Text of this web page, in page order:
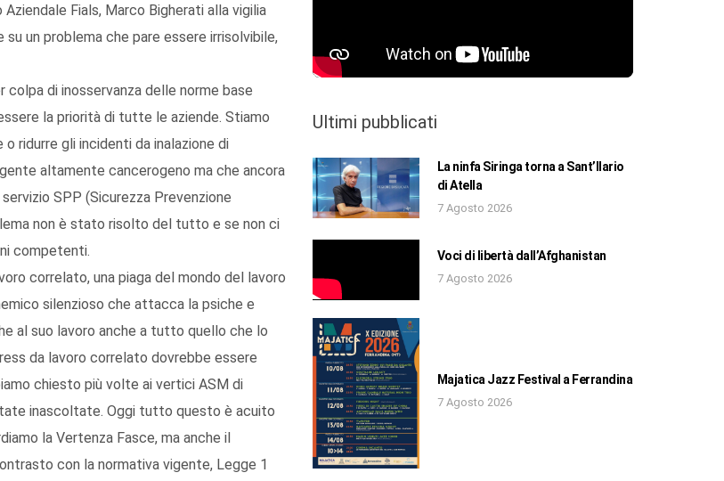
Fials, Marco Bigherati alla vigilia
un problema che pare essere irrisolvibile,
di inosservanza delle norme base
la priorità di tutte le aziende. Stiamo
ridurre gli incidenti da inalazione di
altamente cancerogeno ma che ancora
SPP (Sicurezza Prevenzione
non è stato risolto del tutto e se non ci
competenti.
correlato, una piaga del mondo del lavoro
silenzioso che attacca la psiche e
al suo lavoro anche a tutto quello che lo
da lavoro correlato dovrebbe essere
chiesto più volte ai vertici ASM di
inascoltate. Oggi tutto questo è acuito
la Vertenza Fasce, ma anche il
con la normativa vigente, Legge 1
Ultimi pubblicati
La ninfa Siringa torna a Sant’Ilario
di Atella
7 Agosto 2026
Voci di libertà dall’Afghanistan
7 Agosto 2026
Majatica Jazz Festival a Ferrandina
7 Agosto 2026